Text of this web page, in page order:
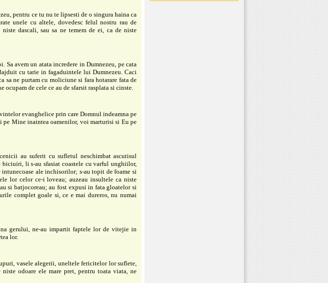
pentru ce tu nu te lipsesti de o singura haina ca
unele cu altele, dovedesc felul nostru rau de
dascali, sau sa ne temem de ei, ca de niste
Sa avem un atata incredere in Dumnezeu, pe cata
cu tarie in fagaduintele lui Dumnezeu. Caci
sa ne purtam cu moliciune si fara hotarare fata de
de cele ce au de sfarsit rasplata si cinste.
evanghelice prin care Domnul indeamna pe
pe Mine inaintea oamenilor, voi marturisi si Eu pe
au suferit cu sufletul neschimbat ascutisul
biciuiri, li s-au sfasiat coastele cu varful unghiilor,
ale inchisorilor; s-au topit de foame si
lor celor ce-i loveau; auzeau insultele ca niste
si batjocoreau; au fost expusi in fata gloatelor si
complet goale si, ce e mai dureros, nu numai
gerului, ne-au impartit faptele lor de vitejie in
lor.
vasele alegerii, uneltele fericitelor lor suflete,
odoare ele mare pret, pentru toata viata, ne